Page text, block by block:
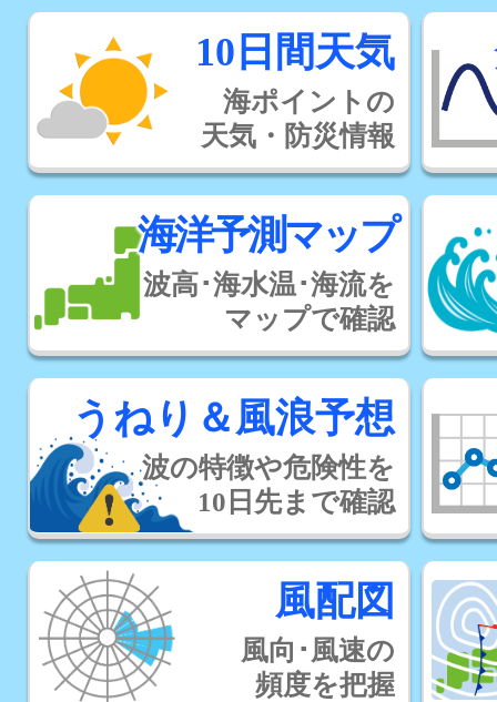
10日間天気
海ポイントの
天気・防災情報
海洋予測マップ
波高･海水温･海流を
マップで確認
うねり＆風浪予想
波の特徴や危険性を
10日先まで確認
風配図
風向･風速の
頻度を把握